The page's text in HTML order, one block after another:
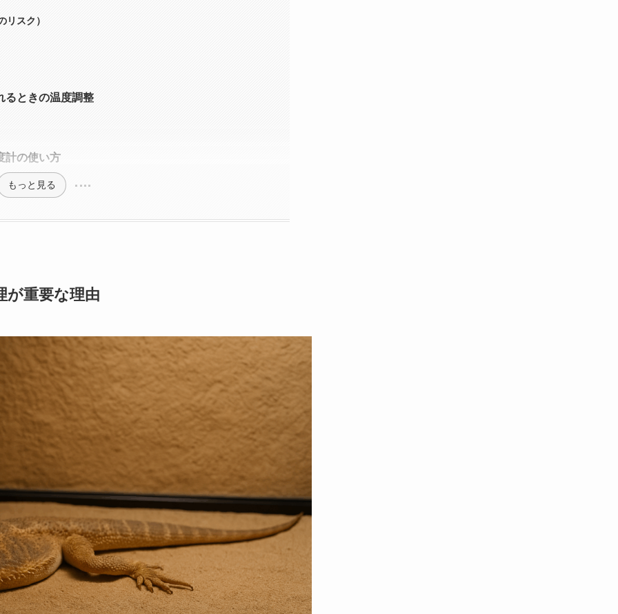
リスク）
るときの温度調整
計の使い方
もっと見る
が重要な理由